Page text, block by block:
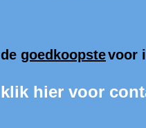
de goedkoopstevoor
klik hier voor